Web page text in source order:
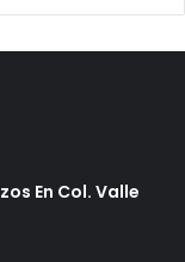
En Col. Valle